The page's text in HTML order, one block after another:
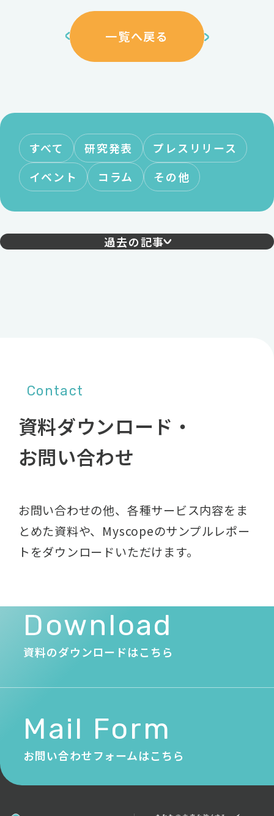
一覧へ戻る
すべて 研究発表
プレスリリース
イベント
コラム その他
過去の記事
Contact
資料ダウンロード・
お問い合わせ
お問い合わせの他、各種サービス内容をま
とめた資料や、 Myscopeのサンプルレポー
トをダウンロードいただけます。
Download
資料のダウンロードはこちら
Mail Form
お問い合わせフォームはこちら